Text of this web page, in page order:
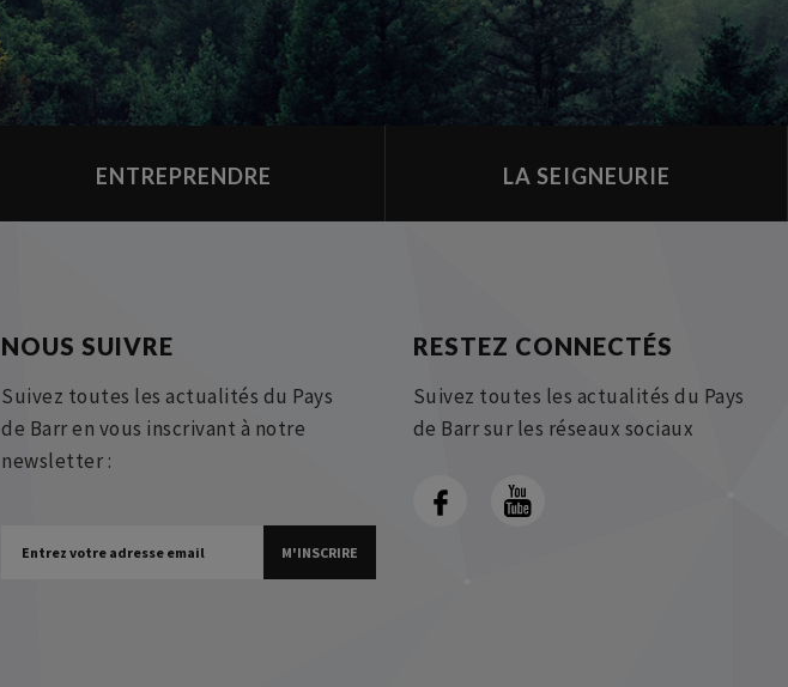
ENTREPRENDRE LA SEIGNEURIE
NOUS SUIVRE
Suivez toutes les actualités du Pays
de Barr en vous inscrivant à notre
newsletter :
RESTEZ CONNECTÉS
Suivez toutes les actualités du Pays
de Barr sur les réseaux sociaux